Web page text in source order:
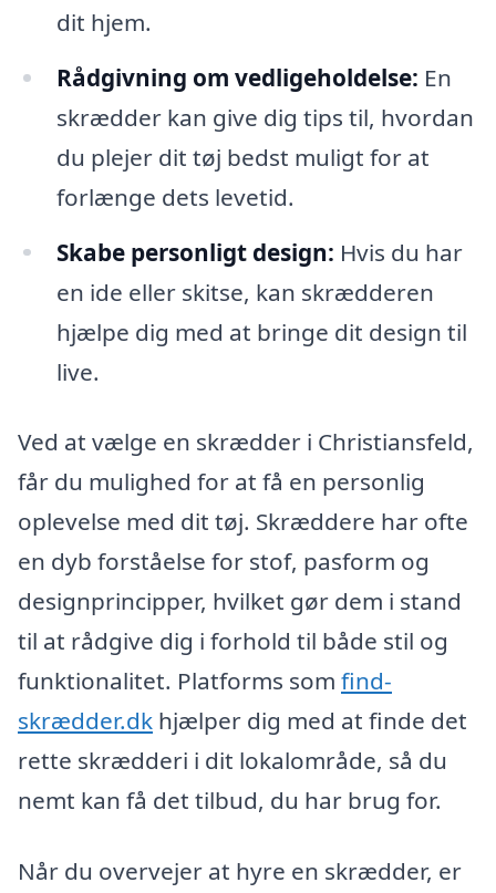
dit hjem.
Rådgivning om vedligeholdelse: En
skrædder kan give dig tips til, hvordan
du plejer dit tøj bedst muligt for at
forlænge dets levetid.
Skabe personligt design: Hvis du har
en ide eller skitse, kan skrædderen
hjælpe dig med at bringe dit design til
live.
Ved at vælge en skrædder i Christiansfeld,
får du mulighed for at få en personlig
oplevelse med dit tøj. Skræddere har ofte
en dyb forståelse for stof, pasform og
designprincipper, hvilket gør dem i stand
til at rådgive dig i forhold til både stil og
funktionalitet. Platforms som find-
skrædder.dk hjælper dig med at finde det
rette skrædderi i dit lokalområde, så du
nemt kan få det tilbud, du har brug for.
Når du overvejer at hyre en skrædder, er